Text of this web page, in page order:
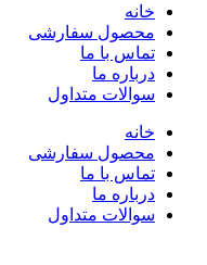
خانه
محصول سفارشی
تماس با ما
درباره ما
سوالات متداول
خانه
محصول سفارشی
تماس با ما
درباره ما
سوالات متداول